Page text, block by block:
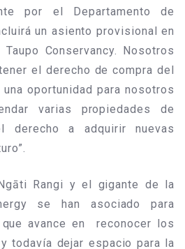
por el Departamento de
un asiento provisional en
Conservancy. Nosotros
el derecho de compra del
oportunidad para nosotros
varias propiedades de
derecho a adquirir nuevas
Rangi y el gigante de la
se han asociado para
que avance en reconocer los
todavía dejar espacio para la